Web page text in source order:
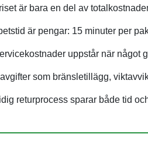
är bara en del av
är pengar: 15 minuter per
uppstår när något
som bränsletillägg,
returprocess sparar både tid